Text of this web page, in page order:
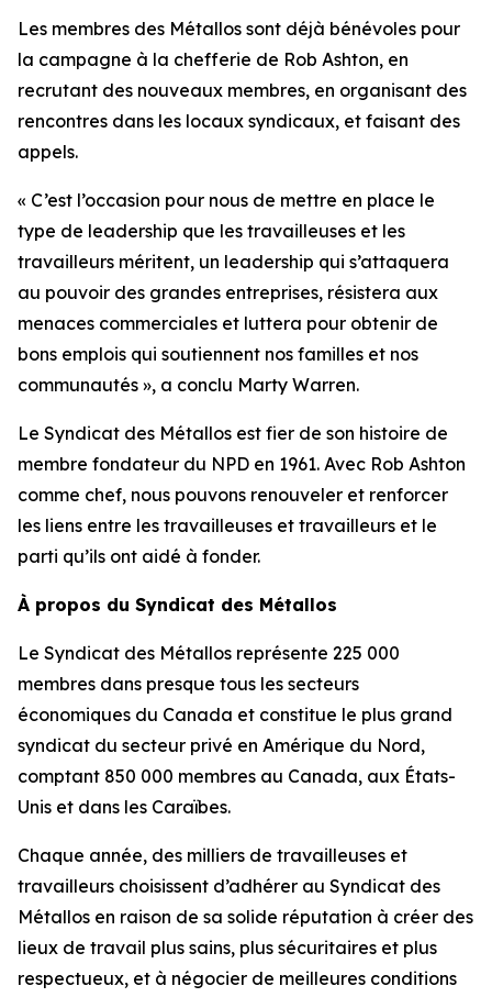
Les membres des Métallos sont déjà bénévoles pour
la campagne à la chefferie de Rob Ashton, en
recrutant des nouveaux membres, en organisant des
rencontres dans les locaux syndicaux, et faisant des
appels.
« C’est l’occasion pour nous de mettre en place le
type de leadership que les travailleuses et les
travailleurs méritent, un leadership qui s’attaquera
au pouvoir des grandes entreprises, résistera aux
menaces commerciales et luttera pour obtenir de
bons emplois qui soutiennent nos familles et nos
communautés », a conclu Marty Warren.
Le Syndicat des Métallos est fier de son histoire de
membre fondateur du NPD en 1961. Avec Rob Ashton
comme chef, nous pouvons renouveler et renforcer
les liens entre les travailleuses et travailleurs et le
parti qu’ils ont aidé à fonder.
À propos du Syndicat des Métallos
Le Syndicat des Métallos représente 225 000
membres dans presque tous les secteurs
économiques du Canada et constitue le plus grand
syndicat du secteur privé en Amérique du Nord,
comptant 850 000 membres au Canada, aux États-
Unis et dans les Caraïbes.
Chaque année, des milliers de travailleuses et
travailleurs choisissent d’adhérer au Syndicat des
Métallos en raison de sa solide réputation à créer des
lieux de travail plus sains, plus sécuritaires et plus
respectueux, et à négocier de meilleures conditions